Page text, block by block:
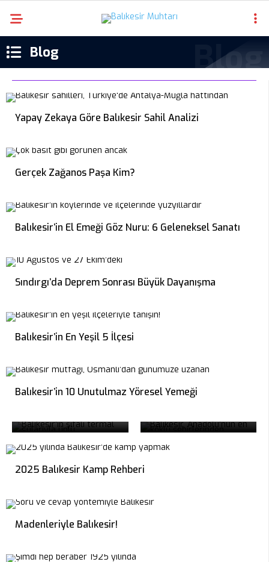
Blog
Yapay Zekaya Göre Balıkesir Sahil Analizi
Gerçek Zağanos Paşa Kim?
Balıkesir’in El Emeği Göz Nuru: 6 Geleneksel Sanatı
Sındırgı’da Deprem Sonrası Büyük Dayanışma
Balıkesir’in En Yeşil 5 İlçesi
Balıkesir’in 10 Unutulmaz Yöresel Yemeği
Balıkesir’in Yıllardır
2025 Balıkesir Kamp Rehberi
Madenleriyle Balıkesir!